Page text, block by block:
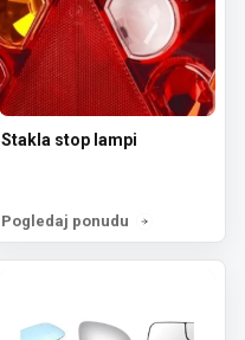
Stakla stop lampi
Pogledaj ponudu